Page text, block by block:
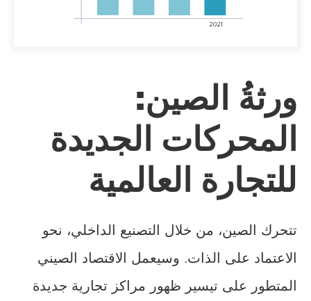
ورثةُ الصين:
المحركات الجديدة
للتجارة العالمية
تتحرك الصين، من خلال التصنيع الداخلي، نحو
الاعتماد على الذات. وسيعمل الاقتصاد الصيني
المتطور على تيسير ظهور مراكز تجارية جديدة